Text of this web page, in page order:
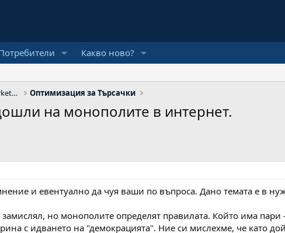
Какво ново?
SEO - SEM - Интернет Реклама - Social Marketing Оптимизация за Търсачки
на монополите в интернет.
и евентуално да чуя ваши по въпроса. Дано темата е в
но монополите определят правилата. Който има пари
с идването на "демокрацията". Ние си мислехме, че като